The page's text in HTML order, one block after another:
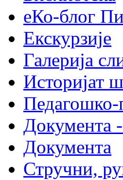
еКо-блог
Екскурзије
Галерија
Историјат
Педагошко-
Документа
Документа
Стручни,